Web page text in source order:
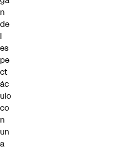
n
de
l
es
pe
ct
ác
ulo
co
n
un
a